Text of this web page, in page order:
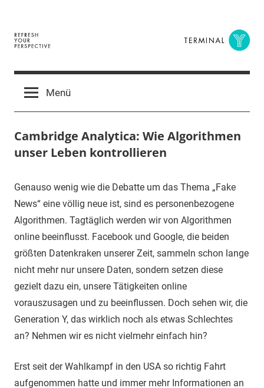
springen
Terminal
Y
Digital
BusinessMenü
Cambridge Analytica: Wie Algorithmen
unser Leben kontrollieren
22.
Dezember
2016
terminal-
y
Urbi
et
orbi
Genauso wenig wie die Debatte um das Thema „Fake
News“ eine völlig neue ist, sind es personenbezogene
Algorithmen. Tagtäglich werden wir von Algorithmen
online beeinflusst. Facebook und Google, die beiden
größten Datenkraken unserer Zeit, sammeln schon lange
nicht mehr nur unsere Daten, sondern setzen diese
gezielt dazu ein, unsere Tätigkeiten online
vorauszusagen und zu beeinflussen. Doch sehen wir, die
Generation Y, das wirklich noch als etwas Schlechtes
an? Nehmen wir es nicht vielmehr einfach hin?
Erst seit der Wahlkampf in den USA so richtig Fahrt
aufgenommen hatte und immer mehr Informationen an